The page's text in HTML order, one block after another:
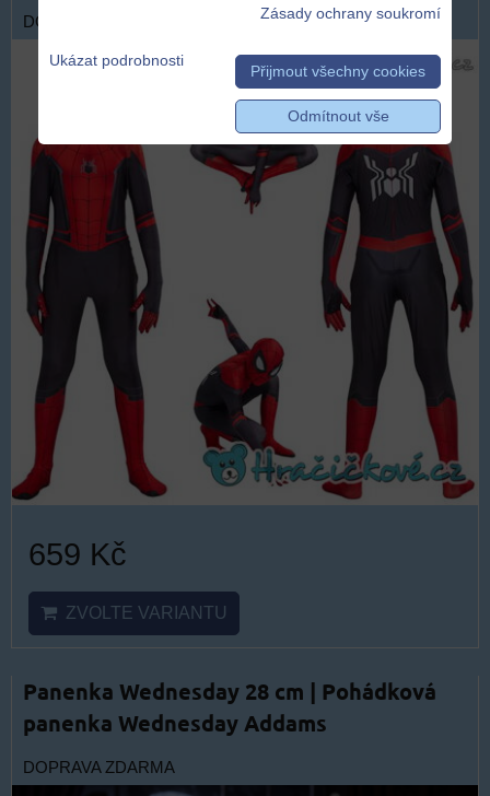
DOPRAVA ZDARMA
659 Kč
ZVOLTE VARIANTU
Panenka Wednesday 28 cm | Pohádková
panenka Wednesday Addams
DOPRAVA ZDARMA
Zásady ochrany soukromí
Ukázat podrobnosti
Přijmout všechny cookies
Odmítnout vše